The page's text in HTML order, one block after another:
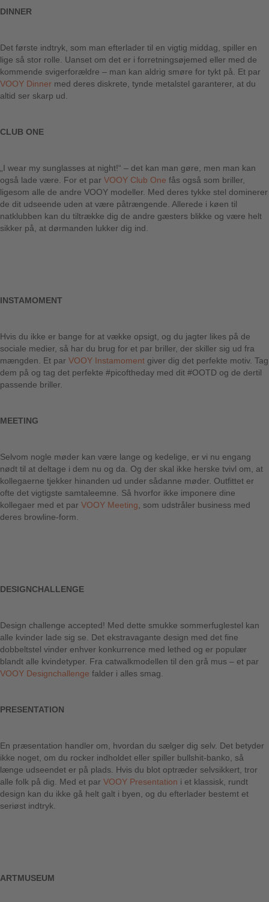
DINNER
Det første indtryk, som man efterlader til en vigtig middag, spiller en
lige så stor rolle. Uanset om det er i forretningsøjemed eller med de
kommende svigerforældre – man kan aldrig smøre for tykt på. Et par
VOOY Dinner med deres diskrete, tynde metalstel garanterer, at du
altid ser skarp ud.
CLUB ONE
„I wear my sunglasses at night!“ – det kan man gøre, men man kan
også lade være. For et par VOOY Club One fås også som briller,
ligesom alle de andre VOOY modeller. Med deres tykke stel dominerer
de dit udseende uden at være påtrængende. Allerede i køen til
natklubben kan du tiltrække dig de andre gæsters blikke og være helt
sikker på, at dørmanden lukker dig ind.
INSTAMOMENT
Hvis du ikke er bange for at vække opsigt, og du jagter likes på de
sociale medier, så har du brug for et par briller, der skiller sig ud fra
mængden. Et par VOOY Instamoment giver dig det perfekte motiv. Tag
dem på og tag det perfekte #picoftheday med dit #OOTD og de dertil
passende briller.
MEETING
Selvom nogle møder kan være lange og kedelige, er vi nu engang
nødt til at deltage i dem nu og da. Og der skal ikke herske tvivl om, at
kollegaerne tjekker hinanden ud under sådanne møder. Outfittet er
ofte det vigtigste samtaleemne. Så hvorfor ikke imponere dine
kollegaer med et par VOOY Meeting , som udstråler business med
deres browline-form.
DESIGNCHALLENGE
Design challenge accepted! Med dette smukke sommerfuglestel kan
alle kvinder lade sig se. Det ekstravagante design med det fine
dobbeltstel vinder enhver konkurrence med lethed og er populær
blandt alle kvindetyper. Fra catwalkmodellen til den grå mus – et par
VOOY Designchallenge falder i alles smag.
PRESENTATION
En præsentation handler om, hvordan du sælger dig selv. Det betyder
ikke noget, om du rocker indholdet eller spiller bullshit-banko, så
længe udseendet er på plads. Hvis du blot optræder selvsikkert, tror
alle folk på dig. Med et par VOOY Presentation i et klassisk, rundt
design kan du ikke gå helt galt i byen, og du efterlader bestemt et
seriøst indtryk.
ARTMUSEUM